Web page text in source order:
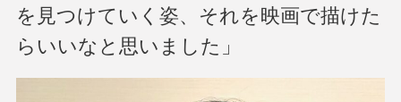
を見つけていく姿、それを映画で描けた
らいいなと思いました」